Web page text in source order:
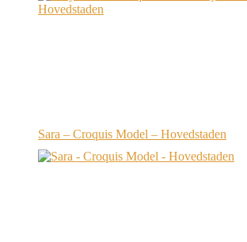
Sara – Croquis Model – Hovedstaden